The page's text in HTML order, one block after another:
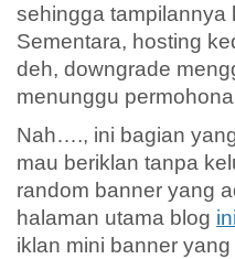
sehingga tampilannya
Sementara, hosting
deh, downgrade
menunggu
Nah…., ini bagian
mau beriklan tanpa
random banner yang
halaman utama blog ini
iklan mini banner